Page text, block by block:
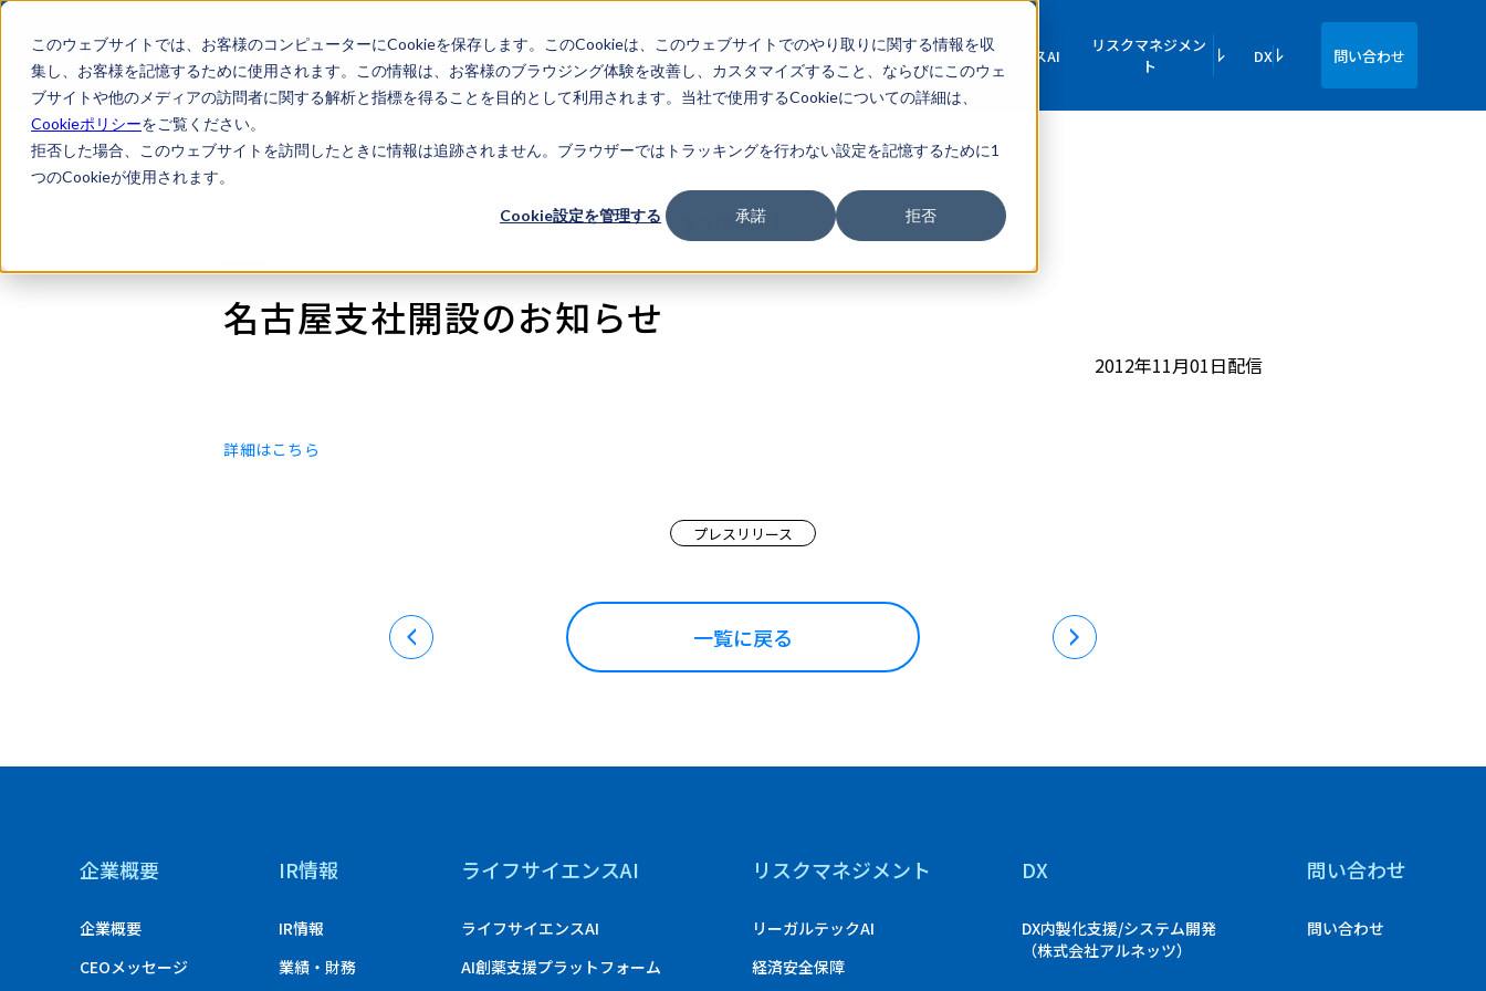
このウェブサイトでは、お客様のコンピューターにCookieを保存します。このCookieは、このウェブサイトでのやり取りに関する情報を収
集し、お客様を記憶するために使用されます。この情報は、お客様のブラウジング体験を改善し、カスタマイズすること、ならびにこのウェ
ブサイトや他のメディアの訪問者に関する解析と指標を得ることを目的として利用されます。当社で使用するCookieについての詳細は、
Cookieポリシーをご覧ください。
拒否した場合、このウェブサイトを訪問したときに情報は追跡されません。ブラウザーではトラッキングを行わない設定を記憶するために1
つのCookieが使用されます。
Cookie設定を管理する 承諾 拒否
企業情
報
IR情報 ライフサイエンスAI
リスクマネジメン
ト
DX 問い合わせ
- 報道関係者各位 -
名古屋支社開設のお知らせ
2012年11月01日配信
詳細はこちら
プレスリリース
一覧に戻る
企業概要
企業概要
CEOメッセージ
IR情報
IR情報
業績・財務
ライフサイエンスAI
ライフサイエンスAI
AI創薬支援プラットフォーム
リスクマネジメント
リーガルテックAI
経済安全保障
DX
DX内製化支援/システム開発
（株式会社アルネッツ）
問い合わせ
問い合わせ